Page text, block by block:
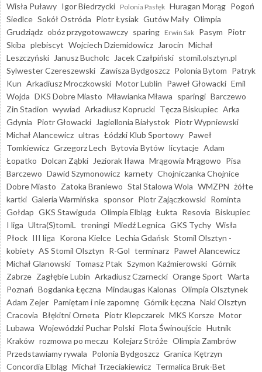
Wisła Puławy Igor Biedrzycki Polonia Pasłęk Huragan Morąg Pogoń
Siedlce Sokół Ostróda Piotr Łysiak Gutów Mały Olimpia
Grudziądz obóz przygotowawczy sparing Erwin Sak Pasym Piotr
Skiba plebiscyt Wojciech Dziemidowicz Jarocin Michał
Leszczyński
Janusz Bucholc Jacek Czałpiński stomil.olsztyn.pl
Sylwester Czereszewski Zawisza Bydgoszcz Polonia Bytom Patryk
Kun Arkadiusz Mroczkowski Motor Lublin Paweł Głowacki Emil
Wojda DKS Dobre Miasto Mławianka Mława sparingi Barczewo
Zin Stadion wywiad Arkadiusz Koprucki Tęcza Biskupiec Arka
Gdynia Piotr Głowacki Jagiellonia Białystok Piotr Wypniewski
Michał Alancewicz ultras Łódzki Klub Sportowy Paweł
Tomkiewicz Grzegorz Lech Bytovia Bytów licytacje Adam
Łopatko Dolcan Ząbki Jeziorak Iława Mrągowia Mrągowo Pisa
Barczewo Dawid Szymonowicz karnety Chojniczanka Chojnice
Dobre Miasto Zatoka Braniewo Stal Stalowa Wola WMZPN żółte
kartki Galeria Warmińska sponsor Piotr Zajączkowski Rominta
Gołdap GKS Stawiguda Olimpia Elbląg Łukta Resovia Biskupiec
I liga Ultra(S)tomiL treningi Miedź Legnica GKS Tychy Wisła
Płock III liga Korona Kielce Lechia Gdańsk Stomil Olsztyn -
kobiety AS Stomil Olsztyn R-Gol terminarz Paweł Alancewicz
Michał Glanowski Tomasz Ptak Szymon Kaźmierowski Górnik
Zabrze Zagłębie Lubin Arkadiusz Czarnecki Orange Sport Warta
Poznań Bogdanka Łęczna Mindaugas Kalonas Olimpia Olsztynek
Adam Zejer Pamiętam i nie zapomnę Górnik Łęczna Naki Olsztyn
Cracovia Błękitni Orneta Piotr Klepczarek MKS Korsze Motor
Lubawa Wojewódzki Puchar Polski Flota Świnoujście Hutnik
Kraków rozmowa po meczu Kolejarz Stróże Olimpia Zambrów
Przedstawiamy rywala Polonia Bydgoszcz Granica Kętrzyn
Concordia Elbląg Michał Trzeciakiewicz Termalica Bruk-Bet